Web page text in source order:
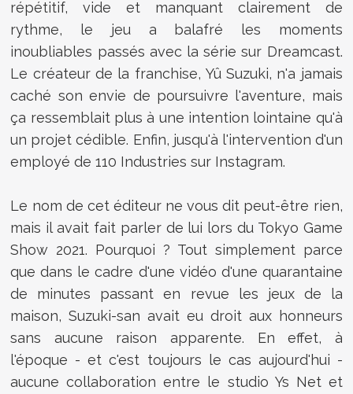
répétitif, vide et manquant clairement de
rythme, le jeu a balafré les moments
inoubliables passés avec la série sur Dreamcast.
Le créateur de la franchise, Yû Suzuki, n'a jamais
caché son envie de poursuivre l'aventure, mais
ça ressemblait plus à une intention lointaine qu'à
un projet cédible. Enfin, jusqu'à l'intervention d'un
employé de 110 Industries sur Instagram.
Le nom de cet éditeur ne vous dit peut-être rien,
mais il avait fait parler de lui lors du Tokyo Game
Show 2021. Pourquoi ? Tout simplement parce
que dans le cadre d'une vidéo d'une quarantaine
de minutes passant en revue les jeux de la
maison, Suzuki-san avait eu droit aux honneurs
sans aucune raison apparente. En effet, à
l'époque - et c'est toujours le cas aujourd'hui -
aucune collaboration entre le studio Ys Net et